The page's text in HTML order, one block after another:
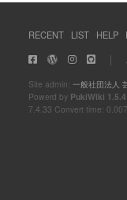
RECENT LIST HELP
｜
Site admin: 一般社団法人
Powerd by PukiWiki 1.5.4
7.4.33 Convert time: